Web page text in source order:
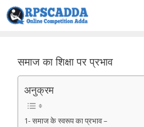
Skip
to
समाज का शिक्षा पर प्रभाव
अनुक्रम
1- समाज के स्वरूप का प्रभाव –